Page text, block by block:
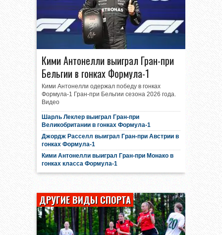
Кими Антонелли выиграл Гран-при
Бельгии в гонках Формула-1
Кими Антонелли одержал победу в гонках
Формула-1 Гран-при Бельгии сезона 2026 года.
Видео
Шарль Леклер выиграл Гран-при
Великобритании в гонках Формула-1
Джордж Расселл выиграл Гран-при Австрии в
гонках Формула-1
Кими Антонелли выиграл Гран-при Монако в
гонках класса Формула-1
ДРУГИЕ ВИДЫ СПОРТА